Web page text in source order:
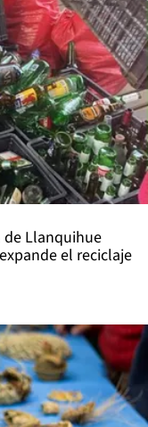
de Llanquihue
el reciclaje